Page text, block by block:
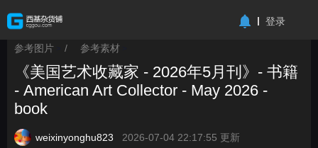
登录
参考图片 / 参考素材
《美国艺术收藏家 - 2026年5月刊》- 书籍
- American Art Collector - May 2026 -
book
weixinyonghu823
2026-07-04 22:17:55 更新